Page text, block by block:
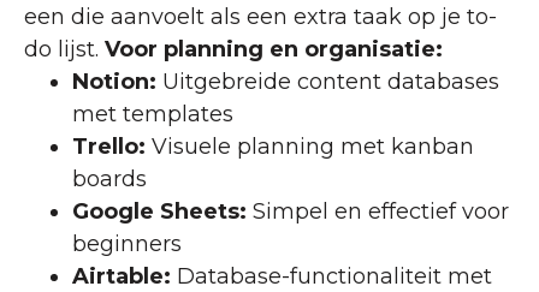
een die aanvoelt als een extra taak op je to-
do lijst. Voor planning en organisatie:
Notion: Uitgebreide content databases
met templates
Trello: Visuele planning met kanban
boards
Google Sheets: Simpel en effectief voor
beginners
Airtable: Database-functionaliteit met